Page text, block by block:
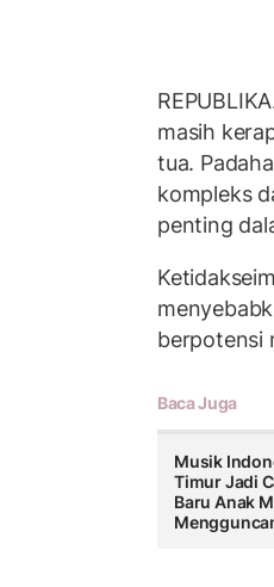
masih
tua.
kompleks
penting
berpotensi
Baca Juga
Musik
Timur Jadi
Baru Anak